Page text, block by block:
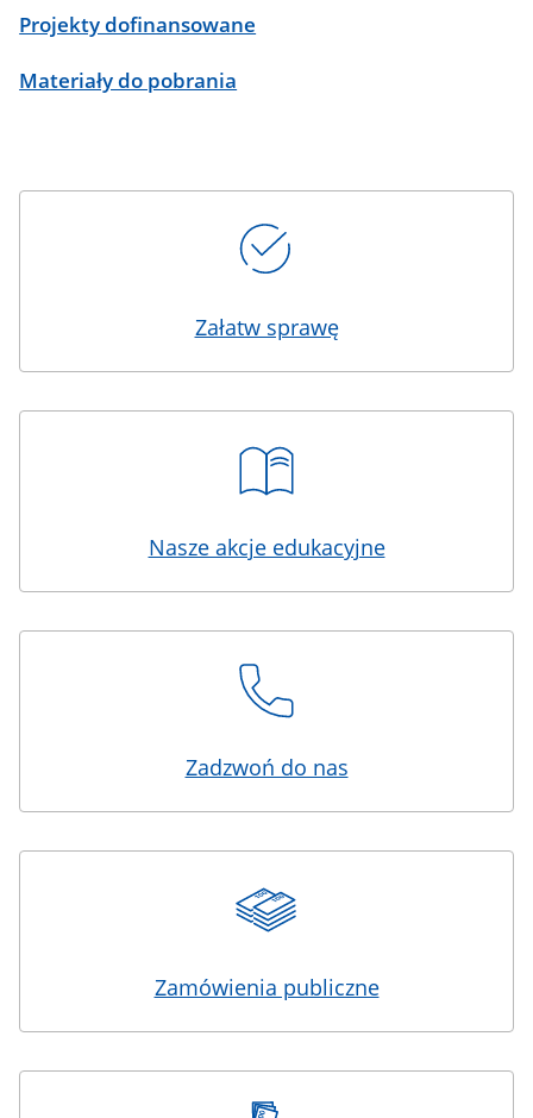
Projekty dofinansowane
Materiały do pobrania
Załatw sprawę
Nasze akcje edukacyjne
Zadzwoń do nas
Zamówienia publiczne